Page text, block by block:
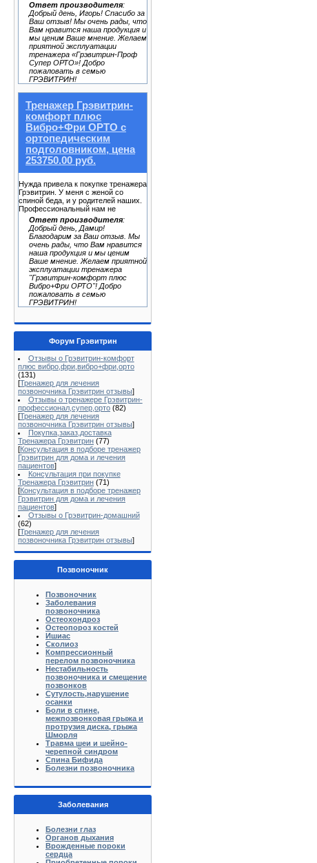
Ответ производителя:
Добрый день, Игорь! Спасибо за
Ваш отзыв! Мы очень рады, что
Вам нравится наша продукция и
мы ценим Ваше мнение. Желаем
приятной эксплуатации
тренажера «Грэвитрин-Проф
Супер ОРТО»! Добро
пожаловать в семью
ГРЭВИТРИН!
Тренажер Грэвитрин-
комфорт плюс
Вибро+Фри ОРТО с
ортопедическим
подголовником, цена
253750.00 руб.
Нужда привела к покупке тренажера
Грэвитрин. У меня с женой со
спиной беда, и у родителей наших.
Профессиональный нам не
Ответ производителя:
Добрый день, Дамир!
Благодарим за Ваш отзыв. Мы
очень рады, что Вам нравится
наша продукция и мы ценим
Ваше мнение. Желаем приятной
эксплуатации тренажера
"Грэвитрин-комфорт плюс
Вибро+Фри ОРТО"! Добро
пожаловать в семью
ГРЭВИТРИН!
Форум Грэвитрин
Отзывы о Грэвитрин-комфорт
плюс вибро,фри,вибро+фри,орто
(131)
[Тренажер для лечения
позвоночника Грэвитрин отзывы]
Отзывы о тренажере Грэвитрин-
профессионал,супер,орто (82)
[Тренажер для лечения
позвоночника Грэвитрин отзывы]
Покупка,заказ,доставка
Тренажера Грэвитрин (77)
[Консультация в подборе тренажер
Грэвитрин для дома и лечения
пациентов]
Консультация при покупке
Тренажера Грэвитрин (71)
[Консультация в подборе тренажер
Грэвитрин для дома и лечения
пациентов]
Отзывы о Грэвитрин-домашний
(62)
[Тренажер для лечения
позвоночника Грэвитрин отзывы]
Позвоночник
Позвоночник
Заболевания
позвоночника
Остеохондроз
Остеопороз костей
Ишиас
Сколиоз
Компрессионный
перелом позвоночника
Нестабильность
позвоночника и смещение
позвонков
Сутулость,нарушение
осанки
Боли в спине,
межпозвонковая грыжа и
протрузия диска, грыжа
Шморля
Травма шеи и шейно-
черепной синдром
Спина Бифида
Болезни позвоночника
Заболевания
Болезни глаз
Органов дыхания
Врожденные пороки
сердца